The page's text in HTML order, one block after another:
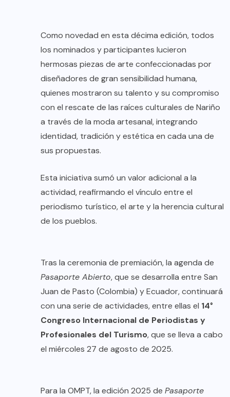
Como novedad en esta décima edición, todos
los nominados y participantes lucieron
hermosas piezas de arte confeccionadas por
diseñadores de gran sensibilidad humana,
quienes mostraron su talento y su compromiso
con el rescate de las raíces culturales de Nariño
a través de la moda artesanal, integrando
identidad, tradición y estética en cada una de
sus propuestas.
Esta iniciativa sumó un valor adicional a la
actividad, reafirmando el vínculo entre el
periodismo turístico, el arte y la herencia cultural
de los pueblos.
Tras la ceremonia de premiación, la agenda de
Pasaporte Abierto, que se desarrolla entre San
Juan de Pasto (Colombia) y Ecuador, continuará
con una serie de actividades, entre ellas el 14°
Congreso Internacional de Periodistas y
Profesionales del Turismo, que se lleva a cabo
el miércoles 27 de agosto de 2025.
Para la OMPT, la edición 2025 de Pasaporte